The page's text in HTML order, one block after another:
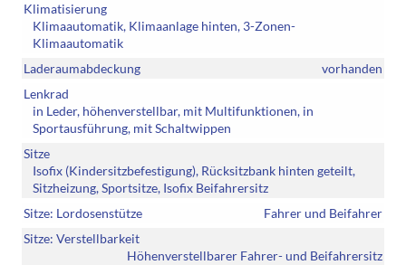
Klimatisierung
Klimaautomatik, Klimaanlage hinten, 3-Zonen-
Klimaautomatik
Laderaumabdeckung
vorhanden
Lenkrad
in Leder, höhenverstellbar, mit Multifunktionen, in
Sportausführung, mit Schaltwippen
Sitze
Isofix (Kindersitzbefestigung), Rücksitzbank hinten geteilt,
Sitzheizung, Sportsitze, Isofix Beifahrersitz
Sitze: Lordosenstütze
Fahrer und Beifahrer
Sitze: Verstellbarkeit
Höhenverstellbarer Fahrer- und Beifahrersitz